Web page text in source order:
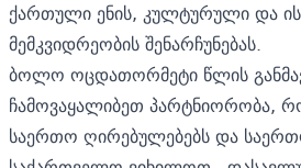
ქართული ენის, კულტურული და
მემკვიდრეობის შენარჩუნებას.
ბოლო ოცდათორმეტი წლის
ჩამოვაყალიბეთ პარტნიორობა,
საერთო ღირებულებებს და